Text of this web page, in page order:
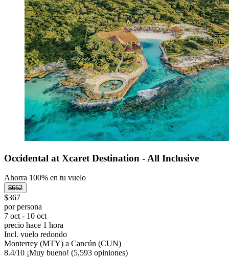
Occidental at Xcaret Destination - All Inclusive
Ahorra 100% en tu vuelo
$652
$367
por persona
7 oct - 10 oct
precio hace 1 hora
Incl. vuelo redondo
Monterrey (MTY) a Cancún (CUN)
8.4/10 ¡Muy bueno! (5,593 opiniones)